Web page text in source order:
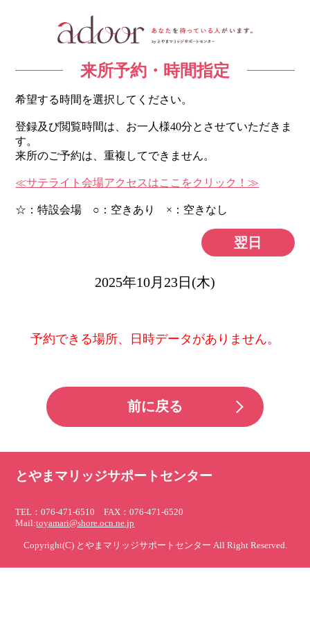
来所予約・時間指定
希望する時間を選択してください。
登録及び閲覧時間は、お一人様40分とさせていただきま
す。
来所のご予約は、重複してできません。
≪サテライト会場アクセスはここをクリック！≫
☆：特設会場 ○：空きあり ×：空きなし
翌日
2025年10月23日(木)
予約できる場所、日時データがありません。
前に戻る
とやまマリッジサポートセンター
TEL：076-471-6510 FAX：076-471-6520
Mail:toyamari@shore.ocn.ne.jp
Copyright(C) とやまマリッジサポートセンター All Right Reserved.